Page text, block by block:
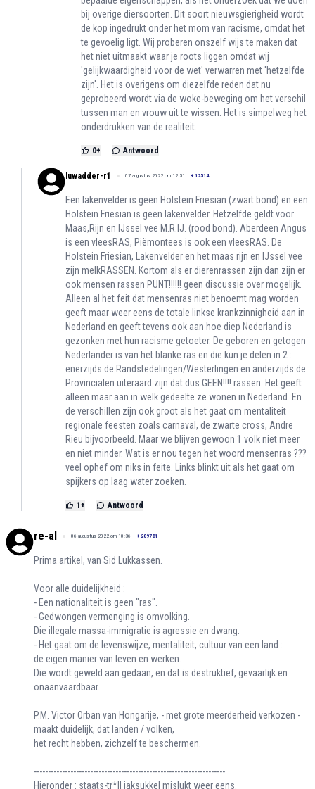
bij overige diersoorten. Dit soort nieuwsgierigheid wordt
de kop ingedrukt onder het mom van racisme, omdat het
te gevoelig ligt. Wij proberen onszelf wijs te maken dat
het niet uitmaakt waar je roots liggen omdat wij
'gelijkwaardigheid voor de wet' verwarren met 'hetzelfde
zijn'. Het is overigens om diezelfde reden dat nu
geprobeerd wordt via de woke-beweging om het verschil
tussen man en vrouw uit te wissen. Het is simpelweg het
onderdrukken van de realiteit.
0+ Antwoord
luwadder-r1 07 augustus 2022 om 12:51 + 12514
Een lakenvelder is geen Holstein Friesian (zwart bond) en een
Holstein Friesian is geen lakenvelder. Hetzelfde geldt voor
Maas,Rijn en IJssel vee M.R.IJ. (rood bond). Aberdeen Angus
is een vleesRAS, Piëmontees is ook een vleesRAS. De
Holstein Friesian, Lakenvelder en het maas rijn en IJssel vee
zijn melkRASSEN. Kortom als er dierenrassen zijn dan zijn er
ook mensen rassen PUNT!!!!!! geen discussie over mogelijk.
Alleen al het feit dat mensenras niet benoemt mag worden
geeft maar weer eens de totale linkse krankzinnigheid aan in
Nederland en geeft tevens ook aan hoe diep Nederland is
gezonken met hun racisme getoeter. De geboren en getogen
Nederlander is van het blanke ras en die kun je delen in 2 :
enerzijds de Randstedelingen/Westerlingen en anderzijds de
Provincialen uiteraard zijn dat dus GEEN!!!! rassen. Het geeft
alleen maar aan in welk gedeelte ze wonen in Nederland. En
de verschillen zijn ook groot als het gaat om mentaliteit
regionale feesten zoals carnaval, de zwarte cross, Andre
Rieu bijvoorbeeld. Maar we blijven gewoon 1 volk niet meer
en niet minder. Wat is er nou tegen het woord mensenras ???
veel ophef om niks in feite. Links blinkt uit als het gaat om
spijkers op laag water zoeken.
1 + Antwoord
re-al 06 augustus 2022 om 10:36 + 209781
Prima artikel, van Sid Lukkassen.
Voor alle duidelijkheid :
- Een nationaliteit is geen "ras".
- Gedwongen vermenging is omvolking.
Die illegale massa-immigratie is agressie en dwang.
- Het gaat om de levenswijze, mentaliteit, cultuur van een land :
de eigen manier van leven en werken.
Die wordt geweld aan gedaan, en dat is destruktief, gevaarlijk en
onaanvaardbaar.
P.M. Victor Orban van Hongarije, - met grote meerderheid verkozen -
maakt duidelijk, dat landen / volken,
het recht hebben, zichzelf te beschermen.
--------------------------------------------------------------------
Hieronder : staats-tr*ll jaksukkel mislukt weer eens.